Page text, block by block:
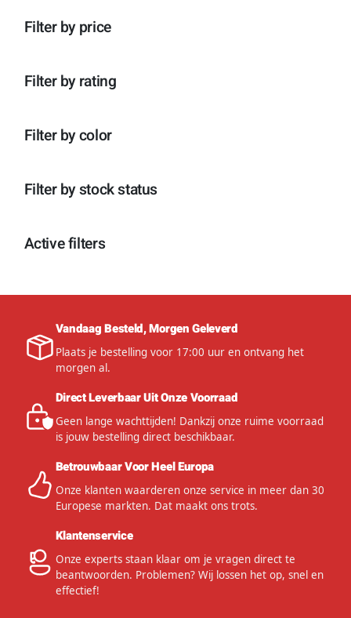
Filter by price
Filter by rating
Filter by color
Filter by stock status
Active filters
Vandaag Besteld, Morgen Geleverd
Plaats je bestelling voor 17:00 uur en ontvang het
morgen al.
Direct Leverbaar Uit Onze Voorraad
Geen lange wachttijden! Dankzij onze ruime voorraad
is jouw bestelling direct beschikbaar.
Betrouwbaar Voor Heel Europa
Onze klanten waarderen onze service in meer dan 30
Europese markten. Dat maakt ons trots.
Klantenservice
Onze experts staan klaar om je vragen direct te
beantwoorden. Problemen? Wij lossen het op, snel en
effectief!